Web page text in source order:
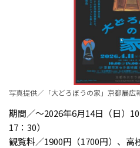
写真提供／「大どろぼうの家」京都展広
期間／～2026年6月14日（日）
17：30）
観覧料／1900円（1700円）、高